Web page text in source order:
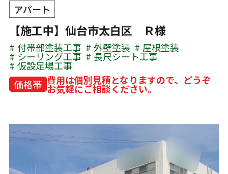
アパート
【施工中】仙台市太白区 Ｒ様
付帯部塗装工事 外壁塗装 屋根塗装
シーリング工事 長尺シート工事
仮設足場工事
価格帯 費用は個別見積となりますので、どうぞ
お気軽にご相談ください。